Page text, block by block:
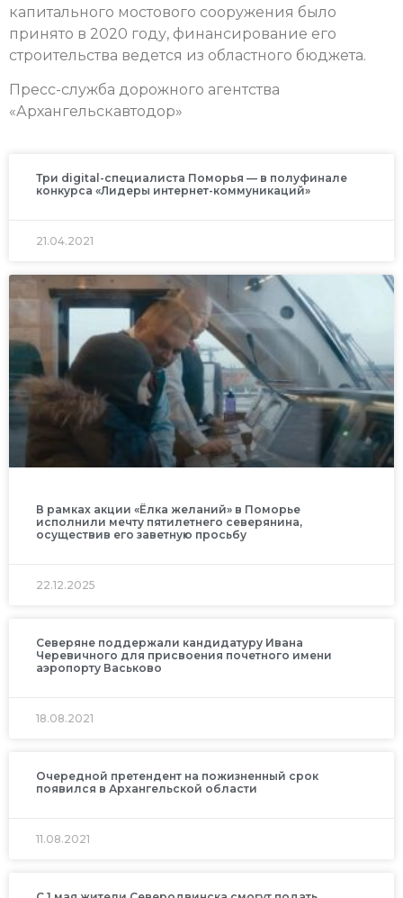
капитального мостового сооружения было
принято в 2020 году, финансирование его
строительства ведется из областного бюджета.
Пресс-служба дорожного агентства
«Архангельскавтодор»
Три digital-специалиста Поморья — в полуфинале
конкурса «Лидеры интернет-коммуникаций»
21.04.2021
В рамках акции «Ёлка желаний» в Поморье
исполнили мечту пятилетнего северянина,
осуществив его заветную просьбу
22.12.2025
Северяне поддержали кандидатуру Ивана
Черевичного для присвоения почетного имени
аэропорту Васьково
18.08.2021
Очередной претендент на пожизненный срок
появился в Архангельской области
11.08.2021